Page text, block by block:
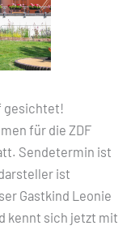
gesichtet!
für die ZDF
Sendetermin ist
ist
Gastkind Leonie
kennt sich jetzt mit